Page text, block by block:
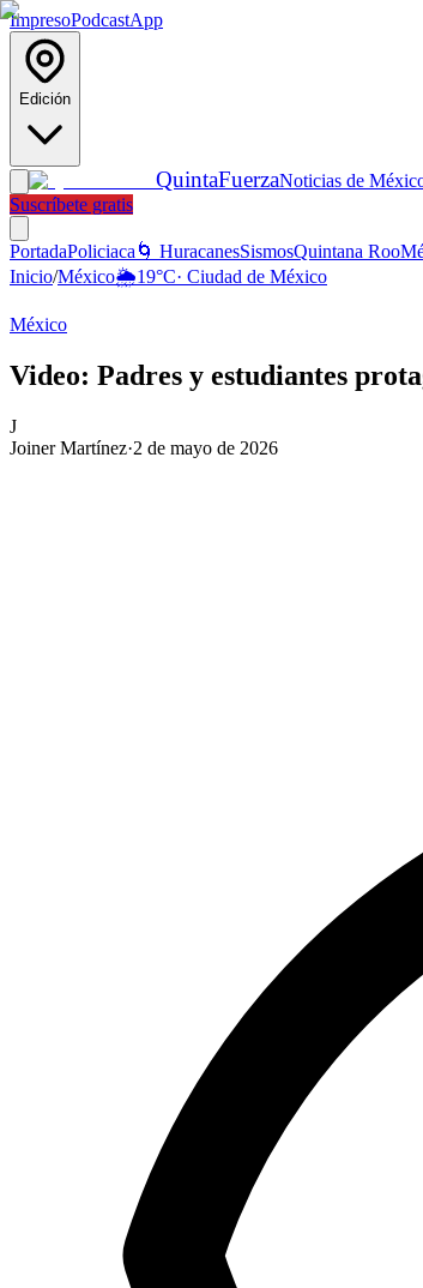
ImpresoPodcastApp
Edición
QuintaFuerzaNoticias de
Suscríbete gratis
PortadaPoliciaca 🌀 HuracanesSismosQuintana Roo
Inicio/México🌦️19°C· Ciudad de México
México
Video: Padres y estudiantes
J
Joiner Martínez·2 de mayo de 2026